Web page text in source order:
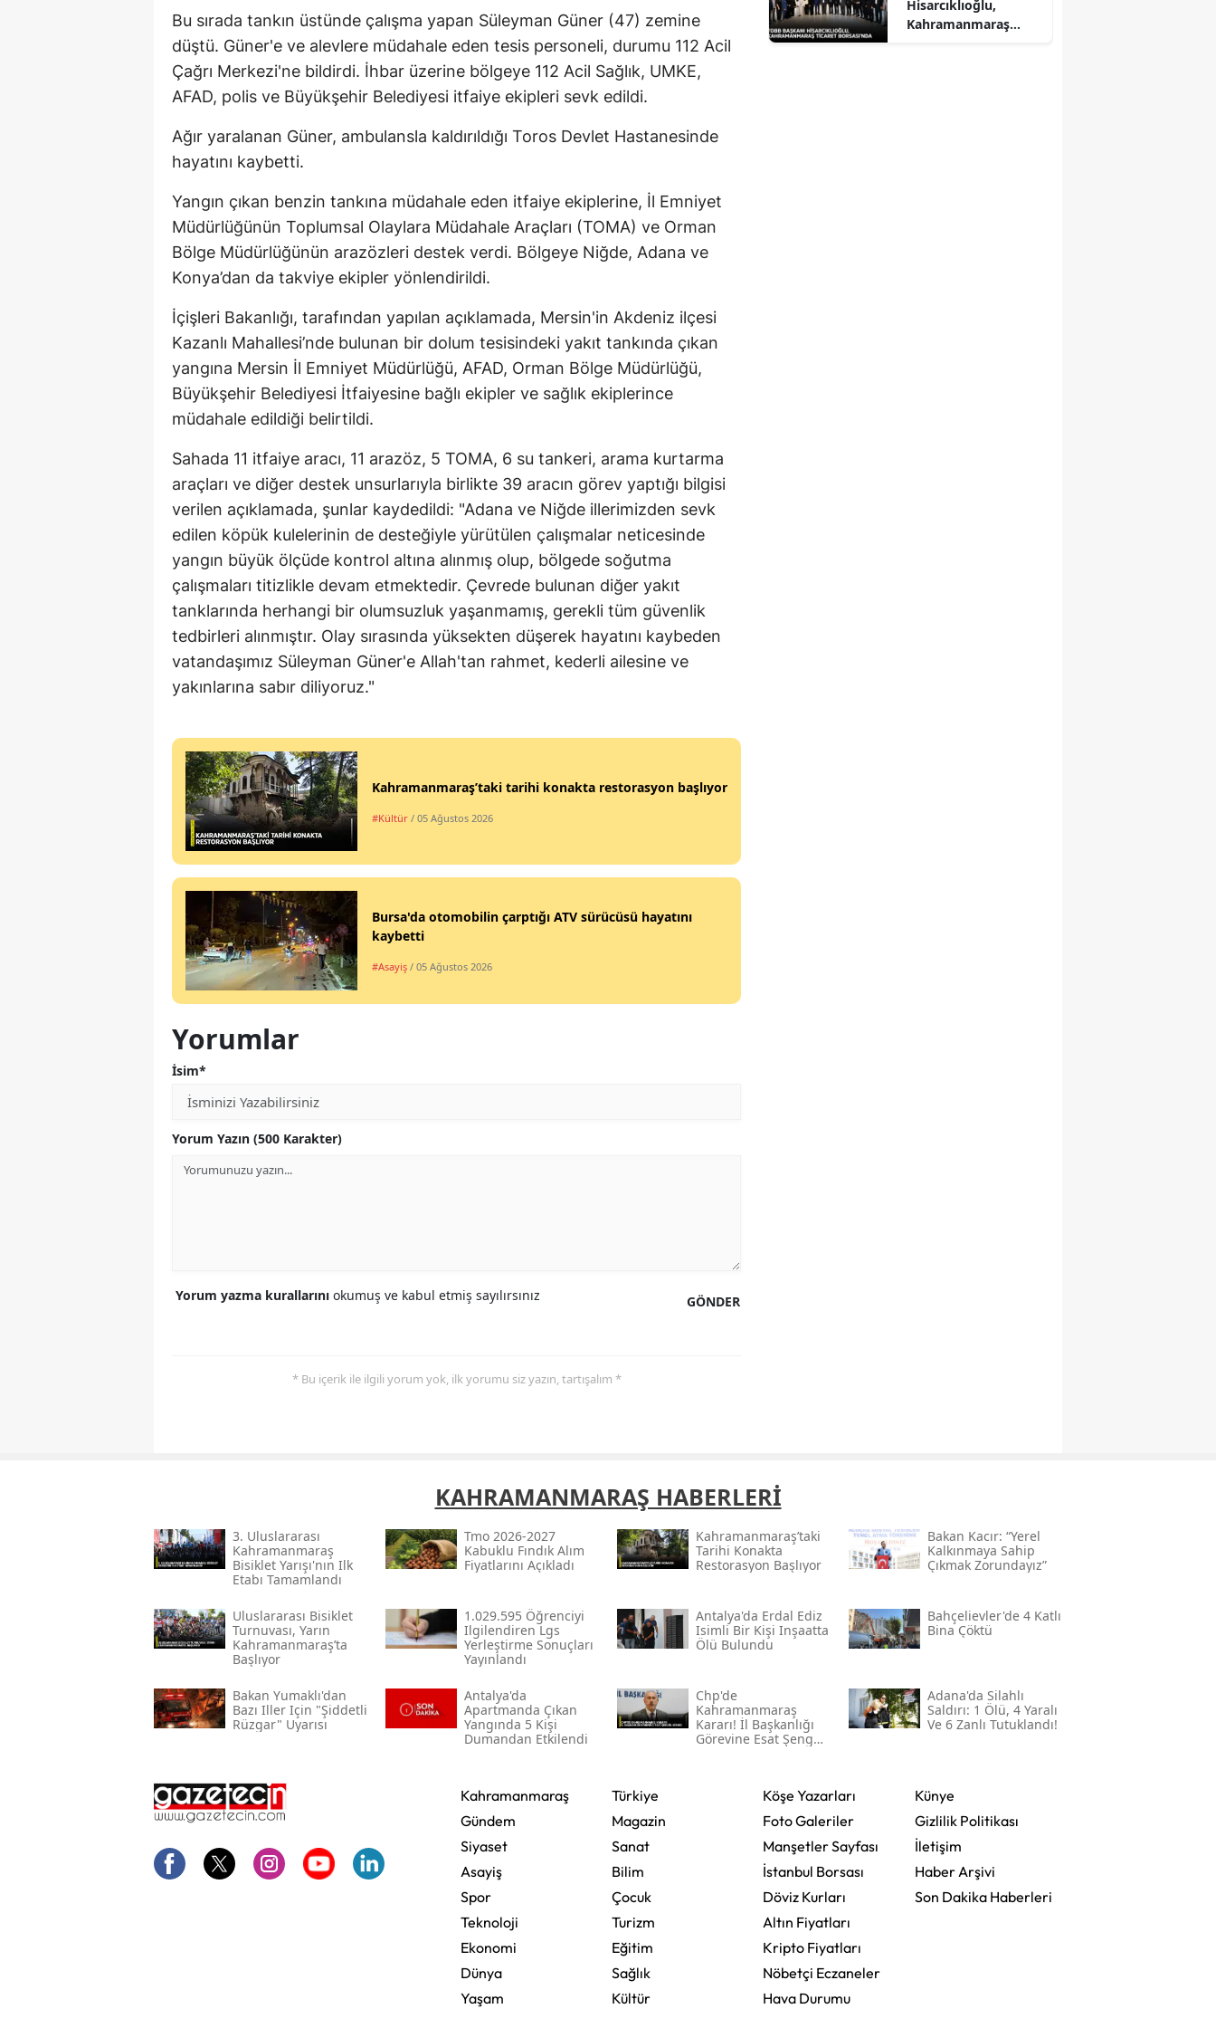
Edirne
Erzincan
Erzurum
Gaziantep
Giresun
Hakkari
Hatay
Isparta
İstanbul
İzmir
Kars
Kastamonu
Kayseri
Kırklareli
Manisa
Kahramanmaraş
Tunceli
Şanlıurfa
Van
Yozgat
Zonguldak
Aksaray
Karaman
Bu sırada tankın üstünde çalışma yapan Süleyman Güner (47) zemine
düştü. Güner'e ve alevlere müdahale eden tesis personeli, durumu 112 Acil
Çağrı Merkezi'ne bildirdi. İhbar üzerine bölgeye 112 Acil Sağlık, UMKE,
AFAD, polis ve Büyükşehir Belediyesi itfaiye ekipleri sevk edildi.
Ağır yaralanan Güner, ambulansla kaldırıldığı Toros Devlet Hastanesinde
hayatını kaybetti.
Yangın çıkan benzin tankına müdahale eden itfaiye ekiplerine, İl Emniyet
Müdürlüğünün Toplumsal Olaylara Müdahale Araçları (TOMA) ve Orman
Bölge Müdürlüğünün arazözleri destek verdi. Bölgeye Niğde, Adana ve
Konya’dan da takviye ekipler yönlendirildi.
İçişleri Bakanlığı, tarafından yapılan açıklamada, Mersin'in Akdeniz ilçesi
Kazanlı Mahallesi’nde bulunan bir dolum tesisindeki yakıt tankında çıkan
yangına Mersin İl Emniyet Müdürlüğü, AFAD, Orman Bölge Müdürlüğü,
Büyükşehir Belediyesi İtfaiyesine bağlı ekipler ve sağlık ekiplerince
müdahale edildiği belirtildi.
Sahada 11 itfaiye aracı, 11 arazöz, 5 TOMA, 6 su tankeri, arama kurtarma
araçları ve diğer destek unsurlarıyla birlikte 39 aracın görev yaptığı bilgisi
verilen açıklamada, şunlar kaydedildi: "Adana ve Niğde illerimizden sevk
edilen köpük kulelerinin de desteğiyle yürütülen çalışmalar neticesinde
yangın büyük ölçüde kontrol altına alınmış olup, bölgede soğutma
çalışmaları titizlikle devam etmektedir. Çevrede bulunan diğer yakıt
tanklarında herhangi bir olumsuzluk yaşanmamış, gerekli tüm güvenlik
tedbirleri alınmıştır. Olay sırasında yüksekten düşerek hayatını kaybeden
vatandaşımız Süleyman Güner'e Allah'tan rahmet, kederli ailesine ve
yakınlarına sabır diliyoruz."
Kahramanmaraş’taki tarihi konakta restorasyon başlıyor
#Kültür / 05 Ağustos 2026
Bursa'da otomobilin çarptığı ATV sürücüsü hayatını
kaybetti
#Asayiş / 05 Ağustos 2026
Yorumlar
İsim*
Yorum Yazın (500 Karakter)
GÖNDER
Yorum yazma kurallarını okumuş ve kabul etmiş sayılırsınız
* Bu içerik ile ilgili yorum yok, ilk yorumu siz yazın, tartışalım *
Hisarcıklıoğlu,
Kahramanmaraş
KAHRAMANMARAŞ HABERLERİ
3. Uluslararası
Kahramanmaraş
Bisiklet Yarışı'nın Ilk
Etabı Tamamlandı
Tmo 2026-2027
Kabuklu Fındık Alım
Fiyatlarını Açıkladı
Kahramanmaraş’taki
Tarihi Konakta
Restorasyon Başlıyor
Bakan Kacır: “yerel
Kalkınmaya Sahip
Çıkmak Zorundayız”
Uluslararası Bisiklet
Turnuvası, Yarın
Kahramanmaraş’ta
Başlıyor
1.029.595 Öğrenciyi
Ilgilendiren Lgs
Yerleştirme Sonuçları
Yayınlandı
Antalya'da Erdal Ediz
Isimli Bir Kişi Inşaatta
Ölü Bulundu
Bahçelievler'de 4 Katlı
Bina Çöktü
Bakan Yumaklı'dan
Bazı Iller Için "şiddetli
Rüzgar" Uyarısı
Antalya'da
Apartmanda Çıkan
Yangında 5 Kişi
Dumandan Etkilendi
Chp'de
Kahramanmaraş
Kararı! İl Başkanlığı
Görevine Esat Şengül
Adana'da Silahlı
Saldırı: 1 Ölü, 4 Yaralı
Ve 6 Zanlı Tutuklandı!
Kahramanmaraş
Gündem
Siyaset
Asayiş
Spor
Teknoloji
Ekonomi
Dünya
Yaşam
Türkiye
Magazin
Sanat
Bilim
Çocuk
Turizm
Eğitim
Sağlık
Kültür
Köşe Yazarları
Foto Galeriler
Manşetler Sayfası
İstanbul Borsası
Döviz Kurları
Altın Fiyatları
Kripto Fiyatları
Nöbetçi Eczaneler
Hava Durumu
Künye
Gizlilik Politikası
İletişim
Haber Arşivi
Son Dakika Haberleri